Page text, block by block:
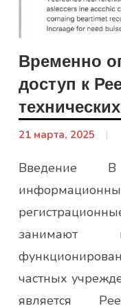
Временно
доступ к
21 марта, 2025
Введение
частных
является